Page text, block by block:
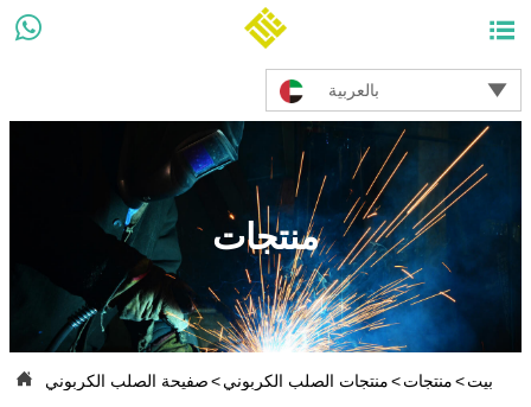
 
بالعربية 
منتجات
 بيت>منتجات>منتجات الصلب الكربوني>صفيحة الصلب الكربوني